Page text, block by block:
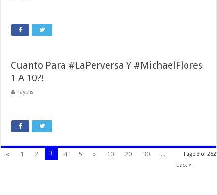
Cuanto Para #LaPerversa Y #MichaelFlores
1 A 10?!
nayelis
Page 3 of 252
« 1 2 3 4 5 » 10 20 30
...
Last »